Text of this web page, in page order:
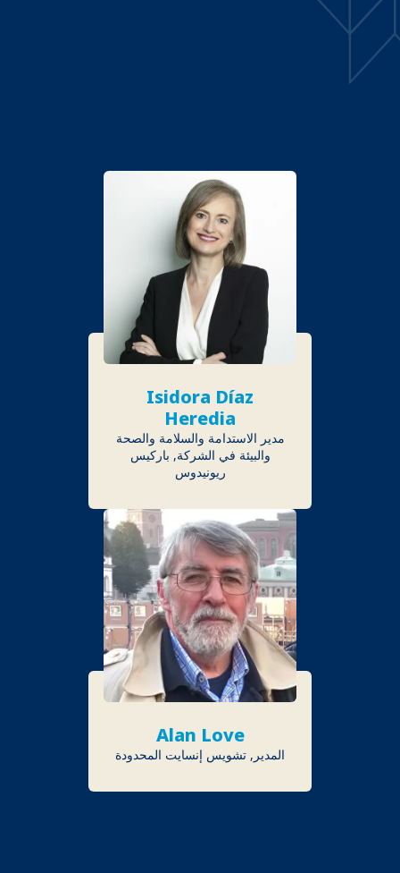
Isidora Díaz
Heredia
مدير الاستدامة والسلامة والصحة
والبيئة في الشركة, باركيس
ريونيدوس
Alan Love
المدير, تشويس إنسايت المحدودة